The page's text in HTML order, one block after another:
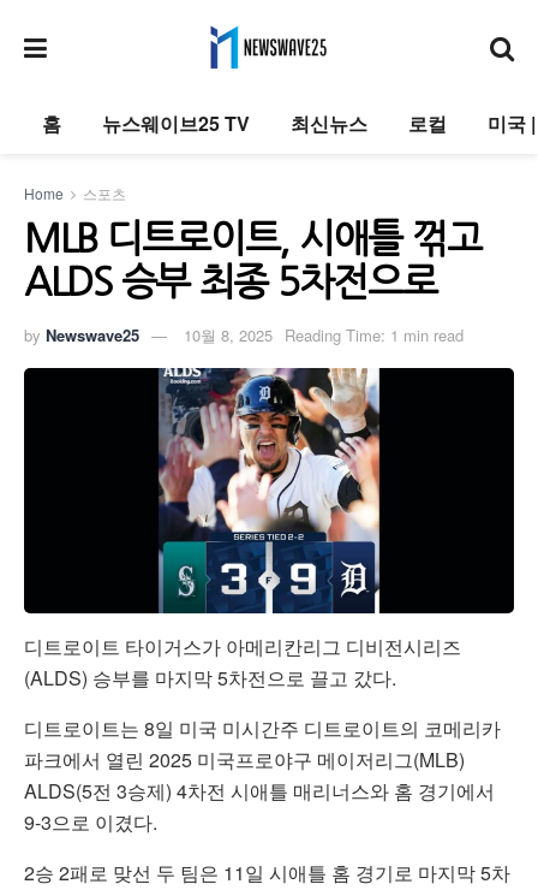
홈 뉴스웨이브25 TV 최신뉴스 로컬 미국
Home 스포츠
MLB 디트로이트, 시애틀 꺾고
ALDS 승부 최종 5차전으로
by Newswave25 10월 8, 2025 Reading Time: 1 min read
디트로이트 타이거스가 아메리칸리그 디비전시리즈
(ALDS) 승부를 마지막 5차전으로 끌고 갔다.
디트로이트는 8일 미국 미시간주 디트로이트의 코메리카
파크에서 열린 2025 미국프로야구 메이저리그(MLB)
ALDS(5전 3승제) 4차전 시애틀 매리너스와 홈 경기에서
9-3으로 이겼다.
2승 2패로 맞선 두 팀은 11일 시애틀 홈 경기로 마지막 5차